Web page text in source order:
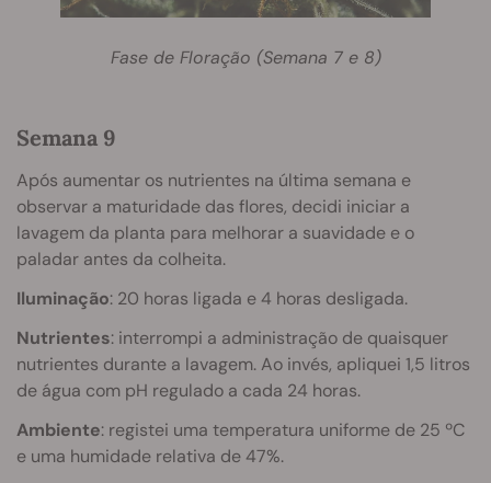
Fase de Floração (Semana 7 e 8)
Semana 9
Após aumentar os nutrientes na última semana e
observar a maturidade das flores, decidi iniciar a
lavagem da planta para melhorar a suavidade e o
paladar antes da colheita.
Iluminação: 20 horas ligada e 4 horas desligada.
Nutrientes: interrompi a administração de quaisquer
nutrientes durante a lavagem. Ao invés, apliquei 1,5 litros
de água com pH regulado a cada 24 horas.
Ambiente: registei uma temperatura uniforme de 25 ºC
e uma humidade relativa de 47%.